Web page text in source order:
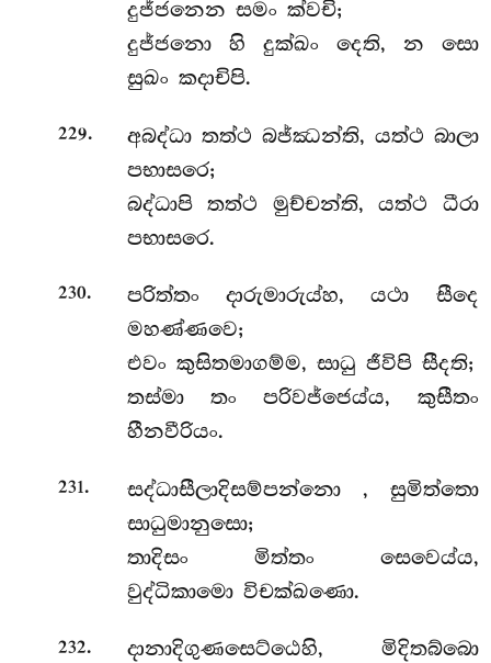
දුජ්ජනෙන සමං ක්වචි;
දුජ්ජනො හි දුක්ඛං දෙති, න සො
සුඛං කදාචිපි.
229.
අබද්ධා තත්ථ බජ්ඣන්ති, යත්ථ බාලා
පභාසරෙ;
බද්ධාපි තත්ථ මුච්චන්ති, යත්ථ ධීරා
පභාසරෙ.
230. පරිත්තංදාරුමාරුය්හ, යථා සීදෙ
මහණ්ණවෙ;
එවං කුසිතමාගම්ම, සාධු ජීවිපි සීදති;
තස්මා තං පරිවජ්ජෙය්ය, කුසීතං
හීනවීරියං.
231. සද්ධාසීලාදිසම්පන්නො , සුමිත්තො
සාධුමානුසො;
තාදිසං මිත්තං සෙවෙය්ය,
වුද්ධිකාමො විචක්ඛණො.
232.
දානාදිගුණසෙට්ඨෙහි, මිදිතබ්බො